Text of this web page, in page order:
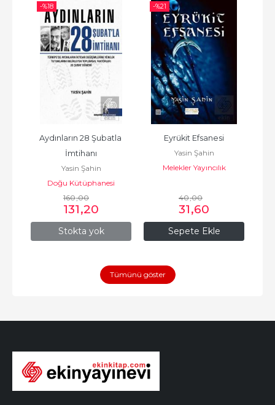
-%18
Stokta yok
Aydınların 28 Şubatla
İmtihanı
Yasin Şahin
Doğu Kütüphanesi
160,00
131,20
-%21
Sepete Ekle
Eyrükit Efsanesi
Yasin Şahin
Melekler Yayıncılık
40,00
31,60
Tümünü göster